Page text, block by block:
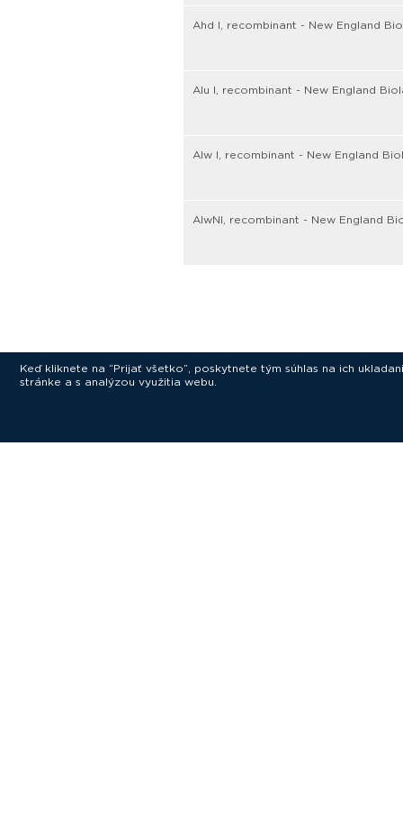
Ahd I, recombinant - New England
Alu I, recombinant - New England
Alw I, recombinant - New England
AlwNI, recombinant - New England
Keď kliknete na “Prijať všetko”, poskytnete tým súhlas na ich
stránke a s analýzou využitia webu.